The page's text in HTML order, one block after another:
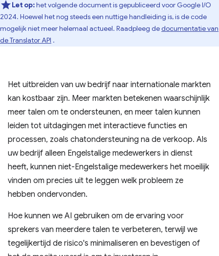
Let op:het volgende document is gepubliceerd voor Google I/O
2024. Hoewel het nog steeds een nuttige handleiding is, is de code
mogelijk niet meer helemaal actueel. Raadpleeg dedocumentatie van
de Translator API .
Het uitbreiden van uw bedrijf naar internationale markten
kan kostbaar zijn. Meer markten betekenen waarschijnlijk
meer talen om te ondersteunen, en meer talen kunnen
leiden tot uitdagingen met interactieve functies en
processen, zoals chatondersteuning na de verkoop. Als
uw bedrijf alleen Engelstalige medewerkers in dienst
heeft, kunnen niet-Engelstalige medewerkers het moeilijk
vinden om precies uit te leggen welk probleem ze
hebben ondervonden.
Hoe kunnen we AI gebruiken om de ervaring voor
sprekers van meerdere talen te verbeteren, terwijl we
tegelijkertijd de risico's minimaliseren en bevestigen of